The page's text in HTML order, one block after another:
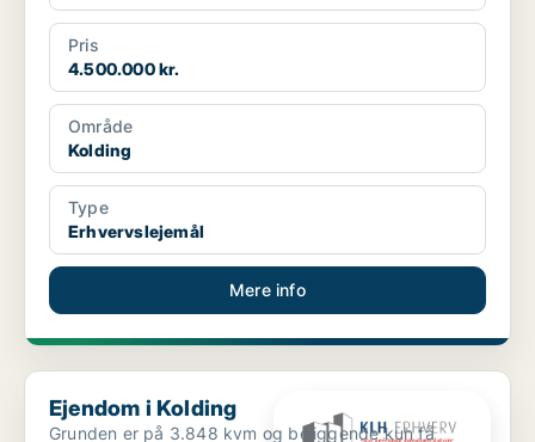
Pris
4.500.000 kr.
Område
Kolding
Type
Erhvervslejemål
Mere info
Ejendom i Kolding
Ejendom i Kolding
Grunden er på 3.848 kvm og beliggende kun få